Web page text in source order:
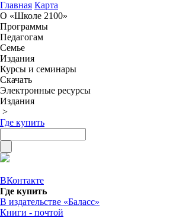
Главная Карта
О «Школе 2100»
Программы
Педагогам
Семье
Издания
Курсы и семинары
Скачать
Электронные ресурсы
Издания
>
Где купить
ВКонтакте
Где купить
В издательстве «Баласс»
Книги - почтой